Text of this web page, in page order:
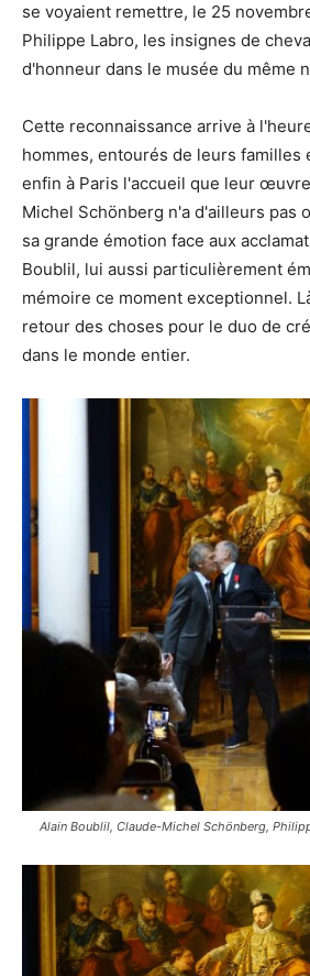
se voyaient remettre, le 25
Philippe Labro, les insignes de
d'honneur dans le musée du même
Cette reconnaissance arrive à
hommes, entourés de leurs familles
enfin à Paris l'accueil que leur
Michel Schönberg n'a d'ailleurs pas
sa grande émotion face aux
Boublil, lui aussi particulièrement
mémoire ce moment exceptionnel.
retour des choses pour le duo de
dans le monde entier.
Alain Boublil, Claude-Michel Schönberg,